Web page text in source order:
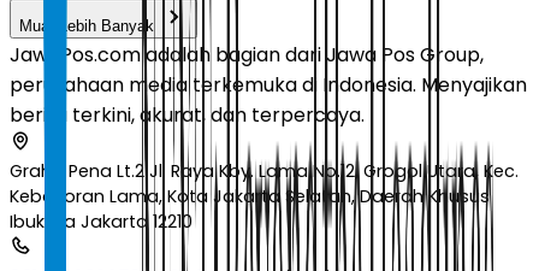
Muat Lebih Banyak
JawaPos.com adalah bagian dari Jawa Pos Group,
perusahaan media terkemuka di Indonesia. Menyajikan
berita terkini, akurat, dan terpercaya.
Graha Pena Lt.2 Jl. Raya Kby. Lama No.12, Grogol Utara, Kec.
Kebayoran Lama, Kota Jakarta Selatan, Daerah Khusus
Ibukota Jakarta 12210